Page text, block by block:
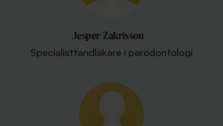
Jesper Zakrisson
Specialisttandläkare i parodontologi